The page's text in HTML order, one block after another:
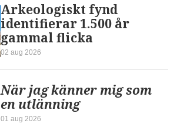
Arkeologiskt fynd
identifierar 1.500 år
gammal flicka
02 aug 2026
När jag känner mig som
en utlänning
01 aug 2026